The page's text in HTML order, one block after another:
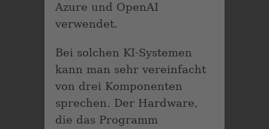
Azure und OpenAI
verwendet.
Bei solchen KI-Systemen
kann man sehr vereinfacht
von drei Komponenten
sprechen. Der Hardware,
die das Programm